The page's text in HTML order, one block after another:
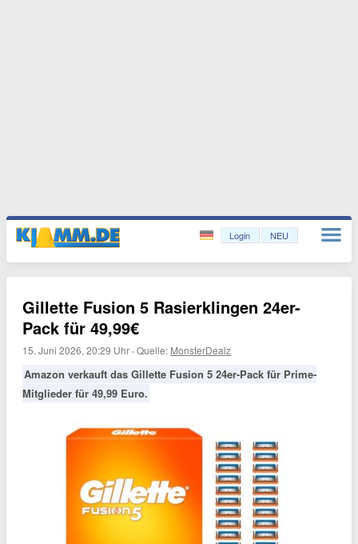
Login NEU
Gillette Fusion 5 Rasierklingen 24er-
Pack für 49,99€
15. Juni 2026, 20:29 Uhr ·Quelle: MonsterDealz
Amazon verkauft das Gillette Fusion 5 24er-Pack für Prime-
Mitglieder für 49,99 Euro.